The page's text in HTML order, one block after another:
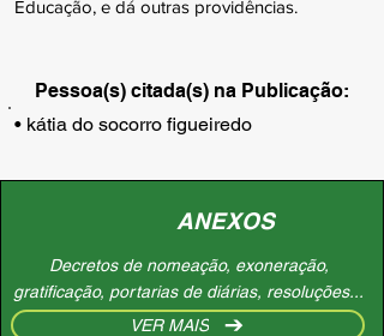
Educação, e dá outras providências.
Pessoa(s) citada(s) na Publicação:
• kátia do socorro figueiredo
ANEXOS
Decretos de nomeação, exoneração,
gratificação, portarias de diárias, resoluções...
VER MAIS